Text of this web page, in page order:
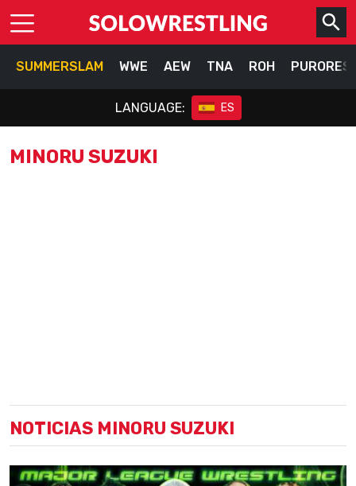
SUMMERSLAM WWE AEW TNA ROH
LANGUAGE: ES
MINORU SUZUKI
NOTICIAS MINORU SUZUKI